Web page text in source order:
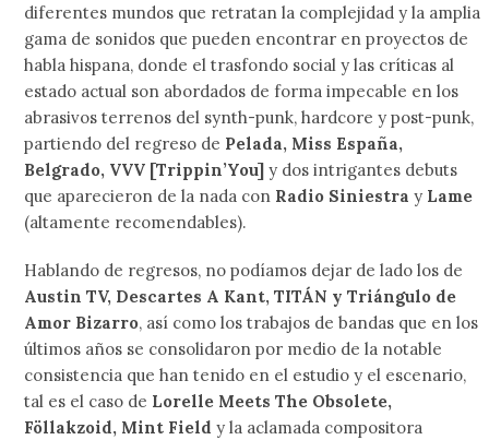
diferentes mundos que retratan la complejidad y la amplia
gama de sonidos que pueden encontrar en proyectos de
habla hispana, donde el trasfondo social y las críticas al
estado actual son abordados de forma impecable en los
abrasivos terrenos del synth-punk, hardcore y post-punk,
partiendo del regreso de Pelada, Miss España,
Belgrado, VVV [Trippin’You] y dos intrigantes debuts
que aparecieron de la nada con Radio Siniestra y Lame
(altamente recomendables).
Hablando de regresos, no podíamos dejar de lado los de
Austin TV, Descartes A Kant, TITÁN y Triángulo de
Amor Bizarro, así como los trabajos de bandas que en los
últimos años se consolidaron por medio de la notable
consistencia que han tenido en el estudio y el escenario,
tal es el caso de Lorelle Meets The Obsolete,
Föllakzoid, Mint Field y la aclamada compositora